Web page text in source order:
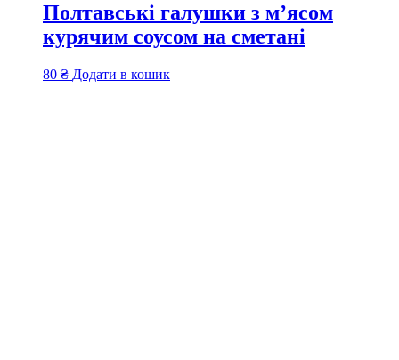
Полтавські галушки з м’ясом
курячим соусом на сметані
80 ₴ Додати в кошик